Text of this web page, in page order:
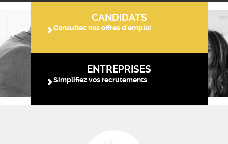
CANDIDATS
Consultez nos offres d'emploi
ENTREPRISES
Simplifiez vos recrutements